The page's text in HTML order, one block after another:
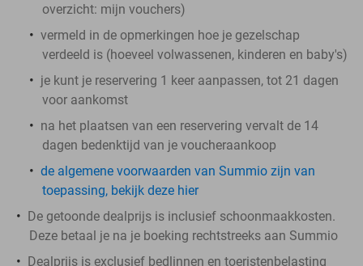
overzicht: mijn vouchers)
vermeld in de opmerkingen hoe je gezelschap
verdeeld is (hoeveel volwassenen, kinderen en baby's)
je kunt je reservering 1 keer aanpassen, tot 21 dagen
voor aankomst
na het plaatsen van een reservering vervalt de 14
dagen bedenktijd van je voucheraankoop
de algemene voorwaarden van Summio zijn van
toepassing, bekijk deze hier
De getoonde dealprijs is inclusief schoonmaakkosten.
Deze betaal je na je boeking rechtstreeks aan Summio
Dealprijs is exclusief bedlinnen en toeristenbelasting